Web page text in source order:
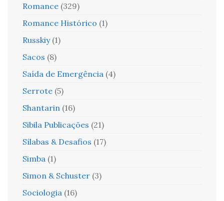
Romance (329)
Romance Histórico (1)
Russkiy (1)
Sacos (8)
Saída de Emergência (4)
Serrote (5)
Shantarin (16)
Sibila Publicações (21)
Sílabas & Desafios (17)
Simba (1)
Simon & Schuster (3)
Sociologia (16)